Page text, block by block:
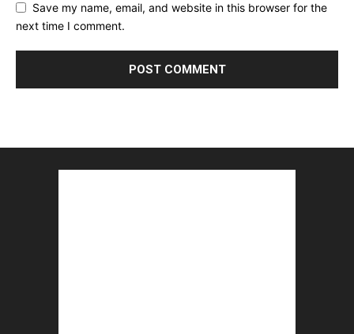
Save my name, email, and website in this browser for the
next time I comment.